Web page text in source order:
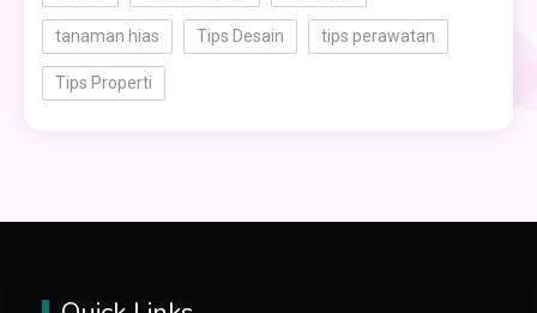
tanaman hias Tips Desain tips perawatan
Tips Properti